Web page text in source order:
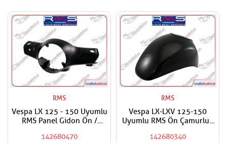
RMS
Vespa LX 125 - 150 Uyumlu
RMS Panel Gidon Ön /
Boyasız
142680470
RMS
Vespa LX-LXV 125-150
Uyumlu RMS Ön Çamurluk
142680340